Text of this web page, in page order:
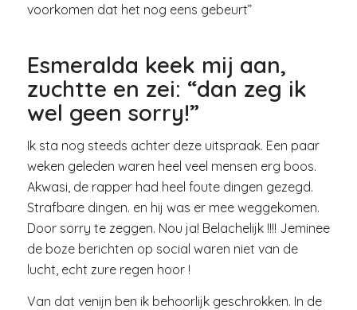
voorkomen dat het nog eens gebeurt”
Esmeralda keek mij aan,
zuchtte en zei: “dan zeg ik
wel geen sorry!”
Ik sta nog steeds achter deze uitspraak. Een paar
weken geleden waren heel veel mensen erg boos.
Akwasi, de rapper had heel foute dingen gezegd.
Strafbare dingen. en hij was er mee weggekomen.
Door sorry te zeggen. Nou ja! Belachelijk !!!! Jeminee
de boze berichten op social waren niet van de
lucht, echt zure regen hoor !
Van dat venijn ben ik behoorlijk geschrokken. In de